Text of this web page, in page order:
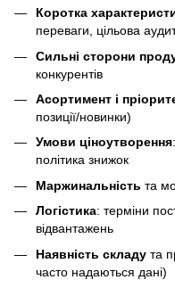
Коротка
переваги, цільова
Сильні сторони
конкурентів
Асортимент і
позиції/новинки)
Умови ціноутворення
політика знижок
Маржинальність та
Логістика: терміни
відвантажень
Наявність складу та
часто надаються дані)